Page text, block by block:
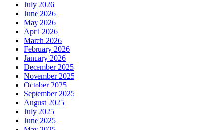
July 2026
June 2026
May 2026
April 2026
March 2026
February 2026
January 2026
December 2025
November 2025
October 2025
September 2025
August 2025
July 2025
June 2025